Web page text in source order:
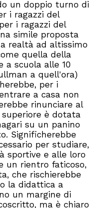
un doppio turno di
i ragazzi del
i ragazzi del
simile proposta
realtà ad altissimo
quella della
a scuola alle 10
a quell'ora)
per i
a casa non
rinunciare al
superiore è dotata
su un panino
Significherebbe
per studiare,
sportive e alle loro
un rientro faticoso,
che rischierebbe
la didattica a
un margine di
ma è chiaro